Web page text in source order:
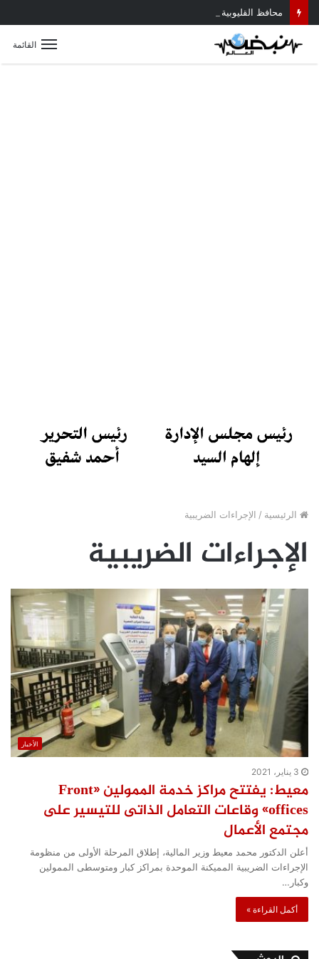
القائمة
الرئيسية / الإجراءات الضريبية
الإجراءات الضريبية
الأخبار
3 يناير، 2021
معيط: يفتتح مراكز خدمة الممولين «Front
offices» وقاعات التعامل الذاتى للتيسير على
مجتمع الأعمال
أعلن الدكتور محمد معيط وزير المالية، إطلاق المرحلة الأولى من منظومة
الإجراءات الضريبية المميكنة الموحدة بمراكز كبار ومتوسطى الممولين
وكبار…
أكمل القراءة »